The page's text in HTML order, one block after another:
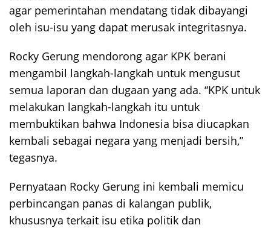
agar pemerintahan mendatang tidak dibayangi
oleh isu-isu yang dapat merusak integritasnya.
Rocky Gerung mendorong agar KPK berani
mengambil langkah-langkah untuk mengusut
semua laporan dan dugaan yang ada. “KPK untuk
melakukan langkah-langkah itu untuk
membuktikan bahwa Indonesia bisa diucapkan
kembali sebagai negara yang menjadi bersih,”
tegasnya.
Pernyataan Rocky Gerung ini kembali memicu
perbincangan panas di kalangan publik,
khususnya terkait isu etika politik dan